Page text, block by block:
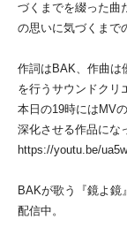
づくまでを綴った曲
の思いに気づくまで
作詞はBAK、作曲は
を行うサウンドクリ
本日の19時にはMV
深化させる作品にな
https://youtu.be/
BAKが歌う『鏡よ鏡
配信中。